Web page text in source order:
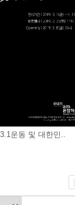
운동 및 대한민..